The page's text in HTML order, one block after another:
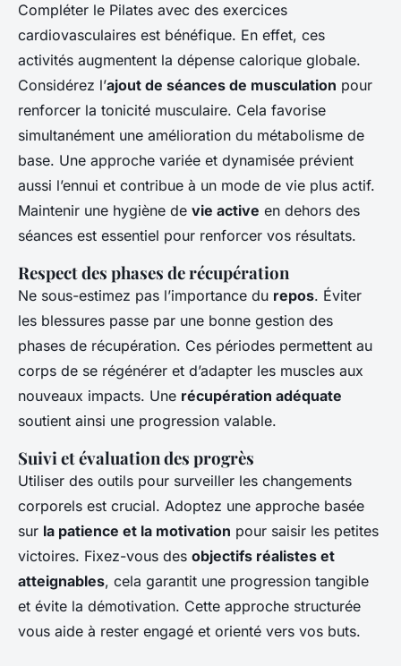
Compléter le Pilates avec des exercices
cardiovasculaires est bénéfique. En effet, ces
activités augmentent la dépense calorique globale.
Considérez l’ajout de séances de musculation pour
renforcer la tonicité musculaire. Cela favorise
simultanément une amélioration du métabolisme de
base. Une approche variée et dynamisée prévient
aussi l’ennui et contribue à un mode de vie plus actif.
Maintenir une hygiène de vie active en dehors des
séances est essentiel pour renforcer vos résultats.
Respect des phases de récupération
Ne sous-estimez pas l’importance du repos. Éviter
les blessures passe par une bonne gestion des
phases de récupération. Ces périodes permettent au
corps de se régénérer et d’adapter les muscles aux
nouveaux impacts. Une récupération adéquate
soutient ainsi une progression valable.
Suivi et évaluation des progrès
Utiliser des outils pour surveiller les changements
corporels est crucial. Adoptez une approche basée
sur la patience et la motivation pour saisir les petites
victoires. Fixez-vous des objectifs réalistes et
atteignables, cela garantit une progression tangible
et évite la démotivation. Cette approche structurée
vous aide à rester engagé et orienté vers vos buts.